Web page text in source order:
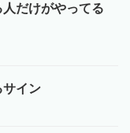
だけがやってる
サイン